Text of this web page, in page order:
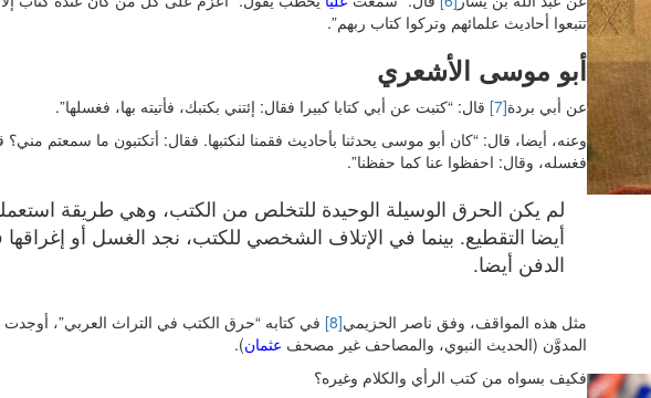
تتبعوا أحاديث علمائهم وتركوا كتاب ربهم”.
أبو موسى الأشعري
عن أبي بردة[7]
قال: “كتبت عن أبي كتابا كبيرا فقال: إئتني بكتبك، فأتيته بها، فغسلها”.
وعنه، أيضا، قال: “كان أبو موسى يحدثنا بأحاديث فقمنا لنكتبها. فقال: أتكتبون ما سمعتم مني؟
فغسله، وقال: احفظوا عنا كما حفظنا”.
لم يكن الحرق الوسيلة الوحيدة للتخلص من الكتب، وهي طريقة
أيضا التقطيع. بينما في الإتلاف الشخصي للكتب، نجد الغسل أو إغراقها
الدفن أيضا.
مثل هذه المواقف، وفق ناصر الحزيمي[8]
في كتابه “حرق الكتب في التراث العربي”، أوجدت
المدوَّن (الحديث النبوي، والمصاحف غير مصحف عثمان).
فكيف بسواه من كتب الرأي والكلام وغيره؟